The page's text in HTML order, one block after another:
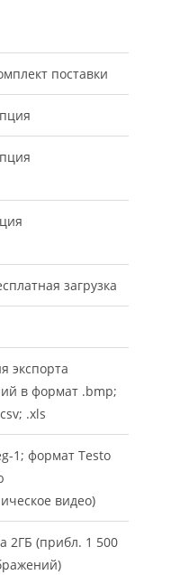
поставки
загрузка
экспорта
в формат .bmp;
.xls
1; формат Testo
видео)
2ГБ (прибл. 1 500